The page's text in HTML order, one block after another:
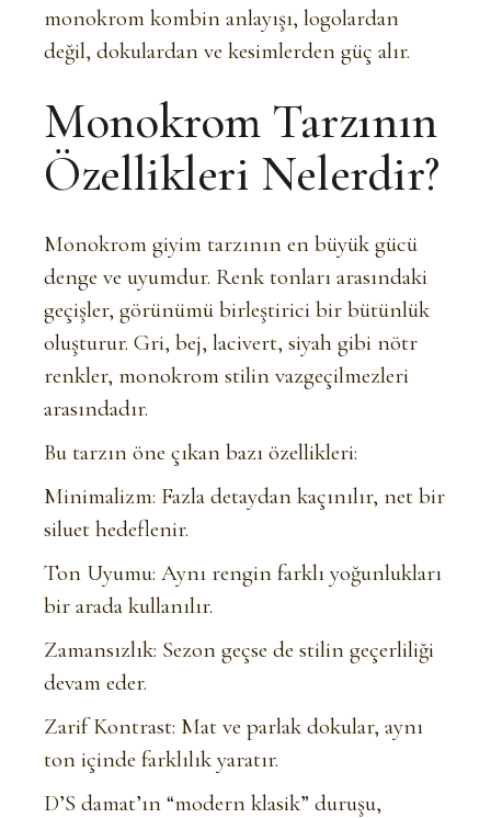
monokrom kombin anlayışı, logolardan
değil, dokulardan ve kesimlerden güç alır.
Monokrom Tarzının
Özellikleri Nelerdir?
Monokrom giyim tarzının en büyük gücü
denge ve uyumdur. Renk tonları arasındaki
geçişler, görünümü birleştirici bir bütünlük
oluşturur. Gri, bej, lacivert, siyah gibi nötr
renkler, monokrom stilin vazgeçilmezleri
arasındadır.
Bu tarzın öne çıkan bazı özellikleri:
Minimalizm: Fazla detaydan kaçınılır, net bir
siluet hedeflenir.
Ton Uyumu: Aynı rengin farklı yoğunlukları
bir arada kullanılır.
Zamansızlık: Sezon geçse de stilin geçerliliği
devam eder.
Zarif Kontrast: Mat ve parlak dokular, aynı
ton içinde farklılık yaratır.
D’S damat’ın “modern klasik” duruşu,